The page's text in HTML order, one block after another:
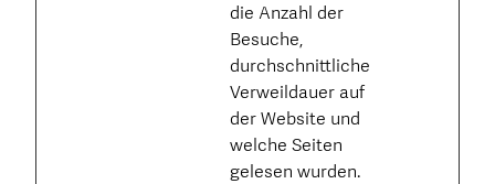
die Anzahl der
Besuche,
durchschnittliche
Verweildauer auf
der Website und
welche Seiten
gelesen wurden.